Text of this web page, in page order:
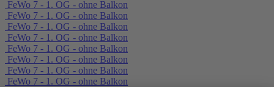
FeWo 7 - 1. OG - ohne Balkon
FeWo 7 - 1. OG - ohne Balkon
FeWo 7 - 1. OG - ohne Balkon
FeWo 7 - 1. OG - ohne Balkon
FeWo 7 - 1. OG - ohne Balkon
FeWo 7 - 1. OG - ohne Balkon
FeWo 7 - 1. OG - ohne Balkon
FeWo 7 - 1. OG - ohne Balkon